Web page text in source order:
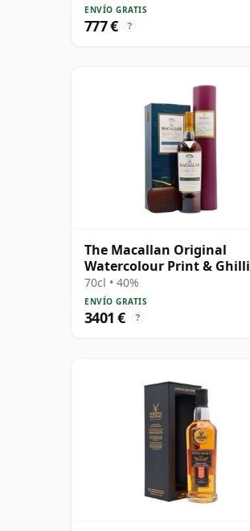
ENVÍO GRATIS
777 € ?
The Macallan Original
Watercolour Print &
Dram Single 1995 12 años
70cl • 40%
ENVÍO GRATIS
3401 € ?